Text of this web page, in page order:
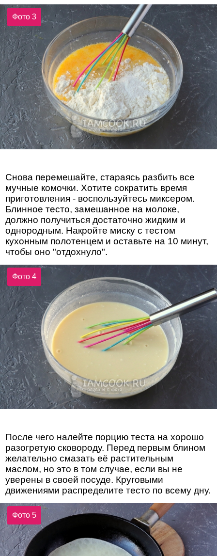
Фото 3
Снова перемешайте, стараясь разбить все
мучные комочки. Хотите сократить время
приготовления - воспользуйтесь миксером.
Блинное тесто, замешанное на молоке,
должно получиться достаточно жидким и
однородным. Накройте миску с тестом
кухонным полотенцем и оставьте на 10 минут,
чтобы оно "отдохнуло".
Фото 4
После чего налейте порцию теста на хорошо
разогретую сковороду. Перед первым блином
желательно смазать её растительным
маслом, но это в том случае, если вы не
уверены в своей посуде. Круговыми
движениями распределите тесто по всему дну.
Фото 5